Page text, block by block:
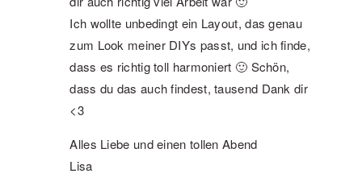
Ich wollte unbedingt ein Layout, das genau
zum Look meiner DIYs passt, und ich finde,
dass es richtig toll harmoniert 🙂 Schön,
dass du das auch findest, tausend Dank dir
<3
Alles Liebe und einen tollen Abend
Lisa